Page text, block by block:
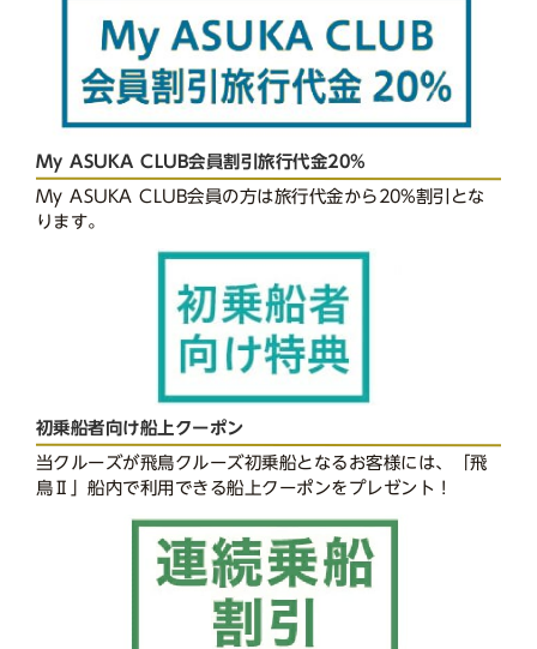
My ASUKA CLUB会員割引旅行代金20%
My ASUKA CLUB会員の方は旅行代金から20%割引とな
ります。
初乗船者向け船上クーポン
当クルーズが飛鳥クルーズ初乗船となるお客様には、「飛
鳥Ⅱ」船内で利用できる船上クーポンをプレゼント！